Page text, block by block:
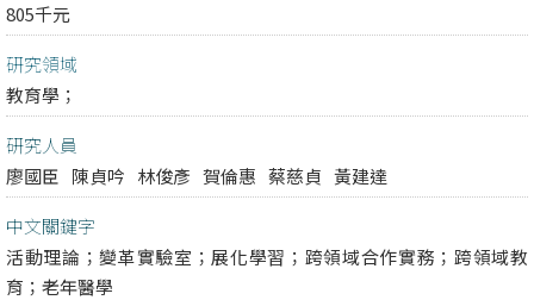
805千元
研究領域
教育學；
研究人員
廖國臣 陳貞吟 林俊彥 賀倫惠 蔡慈貞 黃建達
中文關鍵字
活動理論；變革實驗室；展化學習；跨領域合作實務；跨領域教
育；老年醫學